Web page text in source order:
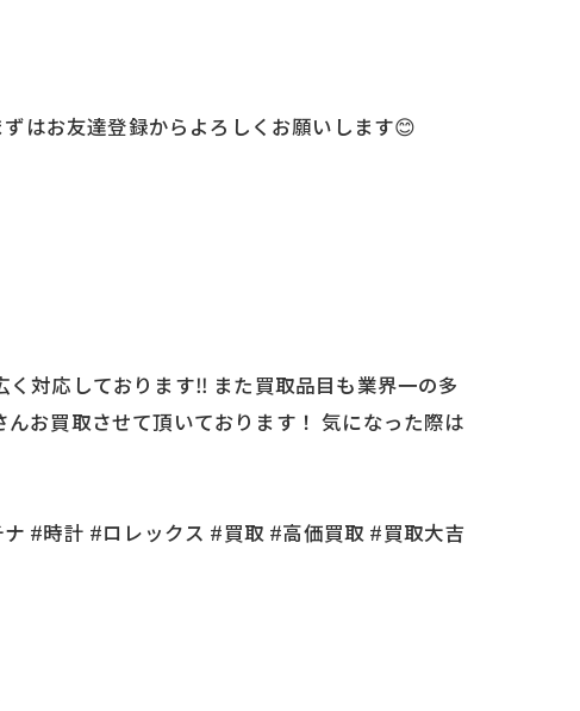
はお友達登録からよろしくお願いします😊
応しております‼️ また買取品目も業界一の多
お買取させて頂いております！ 気になった際は
#時計 #ロレックス #買取 #高価買取 #買取大吉